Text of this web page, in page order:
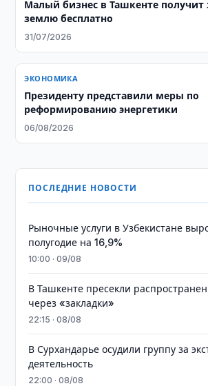
Малый бизнес в Ташкенте получит
землю бесплатно
31/07/2026
ЭКОНОМИКА
Президенту представили меры по
реформированию энергетики
06/08/2026
ПОСЛЕДНИЕ НОВОСТИ
Рыночные услуги в Узбекистане
полугодие на 16,9%
10:00 · 09/08
В Ташкенте пресекли
через «закладки»
22:15 · 08/08
В Сурхандарье осудили группу за
деятельность
22:00 · 08/08